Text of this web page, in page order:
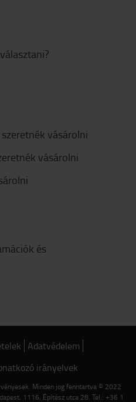
vásárolni
vásárolni
és
Adatvédelem
irányelvek
Minden jog fenntartva © 2022
1116, Építész utca 28. Tel.: +36 1